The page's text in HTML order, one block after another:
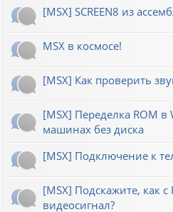
[MSX] SCREEN8 из
MSX в космосе!
[MSX] Как проверить
[MSX] Переделка ROM в
машинах без диска
[MSX] Подключение к
[MSX] Подскажите, как
видеосигнал?